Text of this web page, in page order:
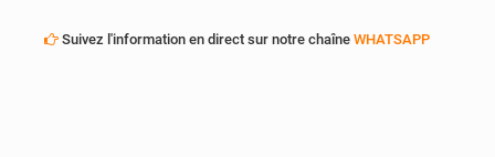
Suivez l'information en direct sur notre chaîne WHATSAPP